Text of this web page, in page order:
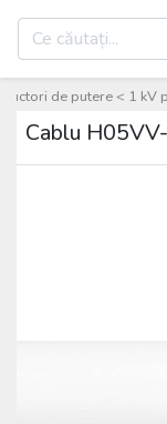
de putere < 1 kV
Cablu